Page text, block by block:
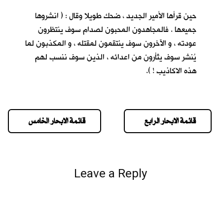
حين قرأها الأمير الجديد ، ضحك طويلا وقال : ( انشروها
جميعها . فالمجاهدون المحبون لصدام سوف ينتظرون
عودته ، و الآخرون سوف ينتقمون لمقتله ، و المكذبون لما
يُنشر سوف يثأرون من اعدائه ، الذين سوف ننسب لهم
هذه الاكاذيب ! ).
قائمة الابحار الخامس قائمة الابحار الرابع
Leave a Reply